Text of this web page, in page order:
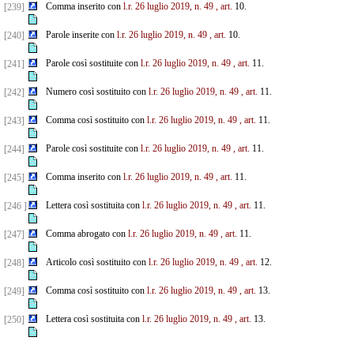
[239] Comma inserito con l.r. 26 luglio 2019, n. 49 , art. 10.
[240] Parole inserite con l.r. 26 luglio 2019, n. 49 , art. 10.
[241] Parole così sostituite con l.r. 26 luglio 2019, n. 49 , art. 11.
[242] Numero così sostituito con l.r. 26 luglio 2019, n. 49 , art. 11.
[243] Comma così sostituito con l.r. 26 luglio 2019, n. 49 , art. 11.
[244] Parole così sostituite con l.r. 26 luglio 2019, n. 49 , art. 11.
[245] Comma inserito con l.r. 26 luglio 2019, n. 49 , art. 11.
[246 ] Lettera così sostituita con l.r. 26 luglio 2019, n. 49 , art. 11.
[247] Comma abrogato con l.r. 26 luglio 2019, n. 49 , art. 11.
[248] Articolo così sostituito con l.r. 26 luglio 2019, n. 49 , art. 12.
[249] Comma così sostituito con l.r. 26 luglio 2019, n. 49 , art. 13.
[250] Lettera così sostituita con l.r. 26 luglio 2019, n. 49 , art. 13.